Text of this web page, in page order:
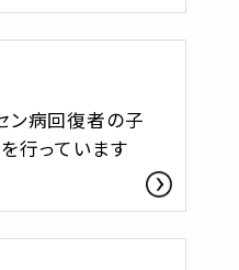
活動レポート
ン病回復者の子
行っています
活動レポート